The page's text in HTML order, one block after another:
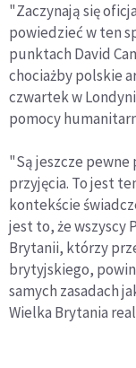
"Zaczynają się
powiedzieć w ten
punktach David
chociażby polskie
czwartek w
pomocy
"Są jeszcze
przyjęcia. To jest
kontekście
jest to, że wszyscy
Brytanii, którzy
brytyjskiego,
samych zasadach
Wielka Brytania